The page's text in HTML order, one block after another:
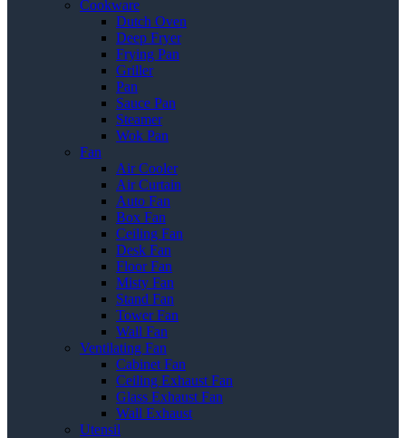
Cookware
Dutch Oven
Deep Fryer
Frying Pan
Griller
Pan
Sauce Pan
Steamer
Wok Pan
Fan
Air Cooler
Air Curtain
Auto Fan
Box Fan
Ceiling Fan
Desk Fan
Floor Fan
Misty Fan
Stand Fan
Tower Fan
Wall Fan
Ventilating Fan
Cabinet Fan
Ceiling Exhaust Fan
Glass Exhaust Fan
Wall Exhaust
Utensil